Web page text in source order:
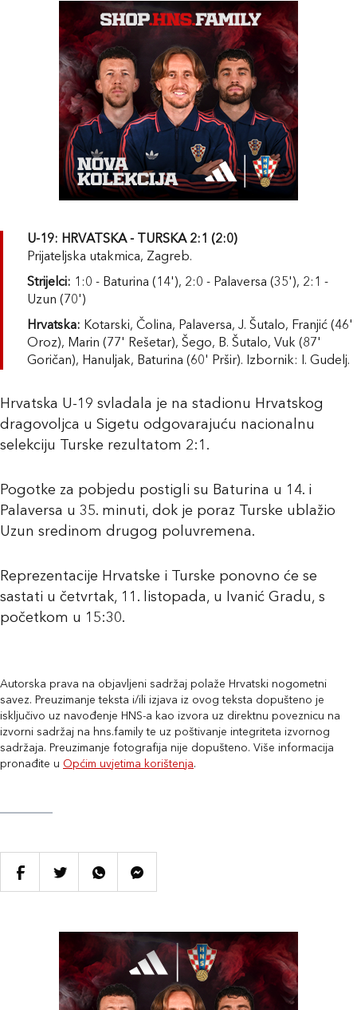
U-19: HRVATSKA - TURSKA 2:1 (2:0)
Prijateljska utakmica, Zagreb.
Strijelci: 1:0 - Baturina (14'), 2:0 - Palaversa (35'), 2:1 -
Uzun (70')
Hrvatska: Kotarski, Čolina, Palaversa, J. Šutalo, Franjić (46'
Oroz), Marin (77' Rešetar), Šego, B. Šutalo, Vuk (87'
Goričan), Hanuljak, Baturina (60' Pršir). Izbornik: I. Gudelj.
Hrvatska U-19 svladala je na stadionu Hrvatskog
dragovoljca u Sigetu odgovarajuću nacionalnu
selekciju Turske rezultatom 2:1.
Pogotke za pobjedu postigli su Baturina u 14. i
Palaversa u 35. minuti, dok je poraz Turske ublažio
Uzun sredinom drugog poluvremena.
Reprezentacije Hrvatske i Turske ponovno će se
sastati u četvrtak, 11. listopada, u Ivanić Gradu, s
početkom u 15:30.
Autorska prava na objavljeni sadržaj polaže Hrvatski nogometni
savez. Preuzimanje teksta i/ili izjava iz ovog teksta dopušteno je
isključivo uz navođenje HNS-a kao izvora uz direktnu poveznicu na
izvorni sadržaj na hns.family te uz poštivanje integriteta izvornog
sadržaja. Preuzimanje fotografija nije dopušteno. Više informacija
pronađite u Općim uvjetima korištenja.